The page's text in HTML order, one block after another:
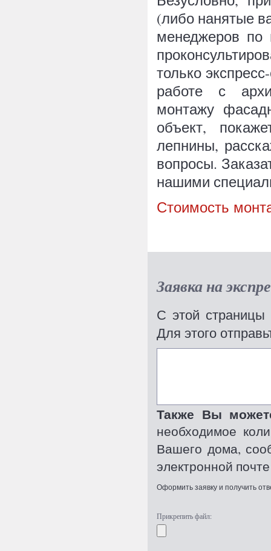
(либо нанятые
менеджеров по
только
работе с
монтажу
объект,
лепнины,
вопросы.
нашими
Стоимость
Заявка на
С этой страницы
Для этого
Также Вы
необходимое
Вашего дома,
электронной
Оформить заявку и получить
Прикрепить файл: